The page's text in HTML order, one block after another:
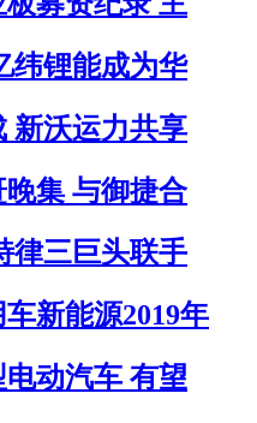
纬锂能成为华
新沃运力共享
集 与御捷合
律三巨头联手
新能源2019年
动汽车 有望